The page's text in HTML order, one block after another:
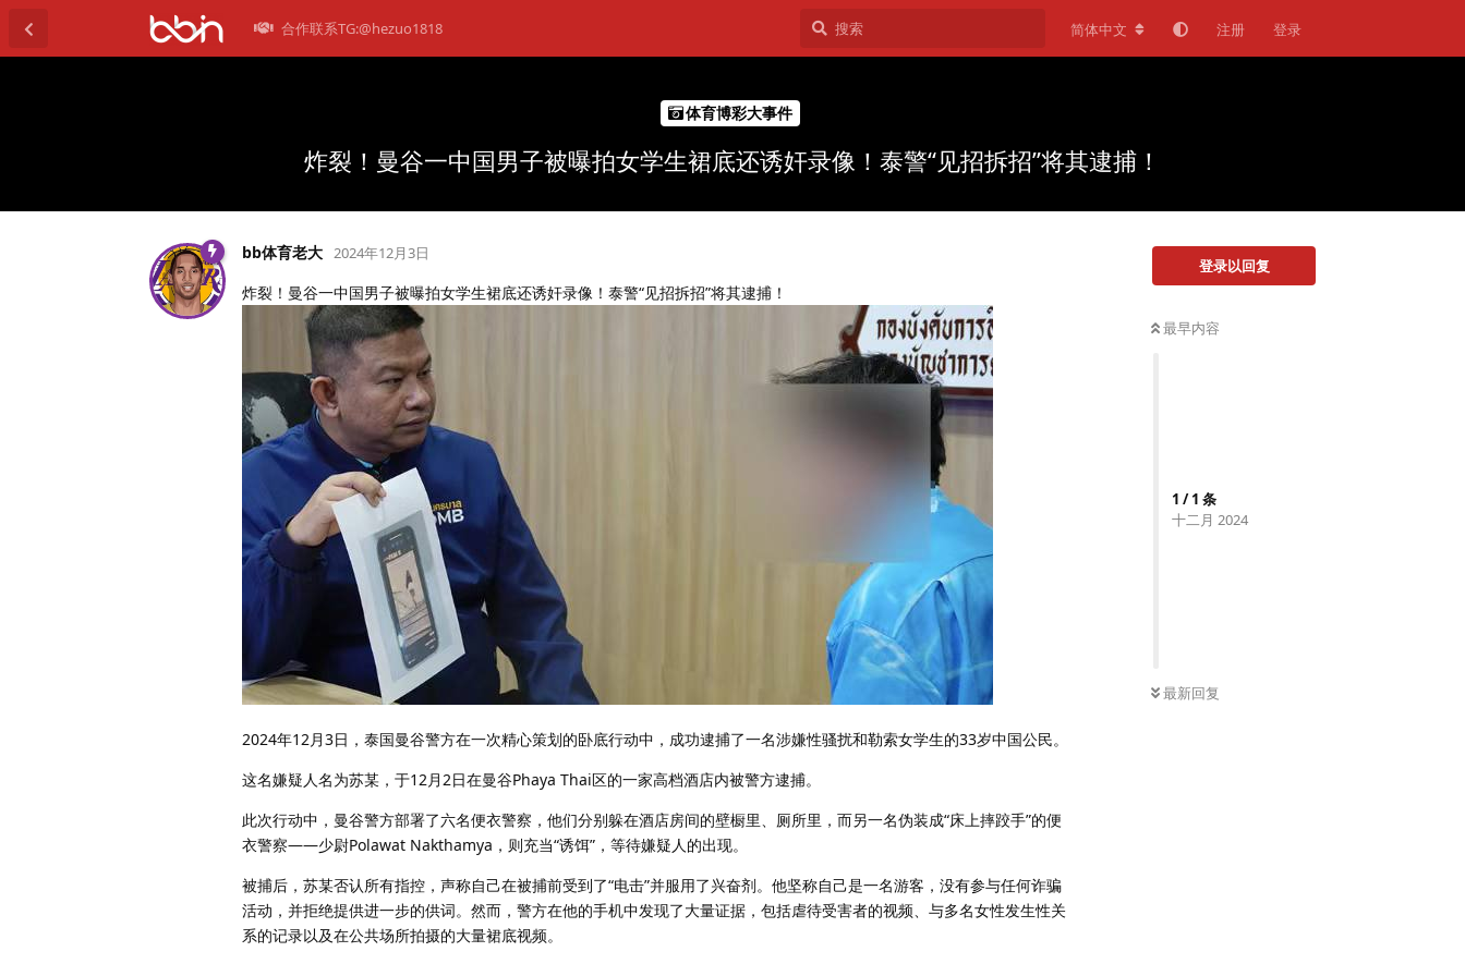
合作联系TG:@hezuo1818 简体中文 注册 登录
体育博彩大事件
炸裂！曼谷一中国男子被曝拍女学生裙底还诱奸录像！泰警“见招拆招”将其逮捕！
登录以回复
最早内容
1 /1 条
十二月 2024
最新回复
bb体育老大 2024年12月3日
炸裂！曼谷一中国男子被曝拍女学生裙底还诱奸录像！泰警“见招拆招”将其逮捕！
2024年12月3日，泰国曼谷警方在一次精心策划的卧底行动中，成功逮捕了一名涉嫌性骚扰和勒索女学生的33岁中国公民。
这名嫌疑人名为苏某，于12月2日在曼谷Phaya Thai区的一家高档酒店内被警方逮捕。
此次行动中，曼谷警方部署了六名便衣警察，他们分别躲在酒店房间的壁橱里、厕所里，而另一名伪装成“床上摔跤手”的便
衣警察——少尉Polawat Nakthamya，则充当“诱饵”，等待嫌疑人的出现。
被捕后，苏某否认所有指控，声称自己在被捕前受到了“电击”并服用了兴奋剂。他坚称自己是一名游客，没有参与任何诈骗
活动，并拒绝提供进一步的供词。然而，警方在他的手机中发现了大量证据，包括虐待受害者的视频、与多名女性发生性关
系的记录以及在公共场所拍摄的大量裙底视频。